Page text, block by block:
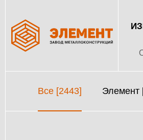
Все [2443] Элемент